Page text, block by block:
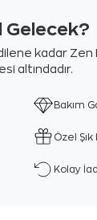
Gelecek?
kadar Zen
altındadır.
Bakım
Özel Şık
Kolay